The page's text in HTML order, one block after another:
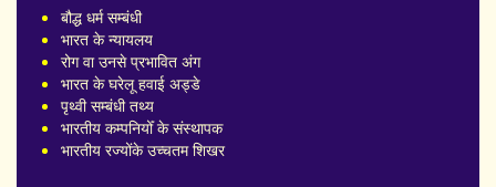
बौद्ध धर्म सम्बंधी
भारत के न्यायलय
रोग वा उनसे प्रभावित अंग
भारत के घरेलू हवाई अड्डे
पृथ्वी सम्बंधी तथ्य
भारतीय कम्पनियोँ के संस्थापक
भारतीय रज्योंके उच्चतम शिखर